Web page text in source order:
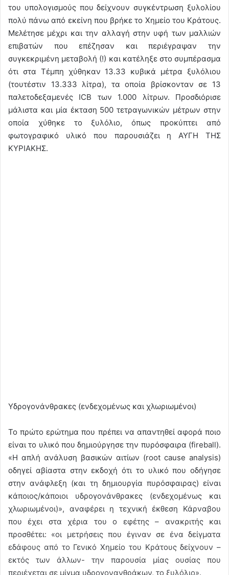
του υπολογισμούς που δείχνουν συγκέντρωση ξυλολίου
πολύ πάνω από εκείνη που βρήκε το Χημείο του Κράτους.
Μελέτησε μέχρι και την αλλαγή στην υφή των μαλλιών
επιβατών που επέζησαν και περιέγραψαν την
συγκεκριμένη μεταβολή (!) και κατέληξε στο συμπέρασμα
ότι στα Τέμπη χύθηκαν 13.33 κυβικά μέτρα ξυλόλιου
(τουτέστιν 13.333 λίτρα), τα οποία βρίσκονταν σε 13
παλετοδεξαμενές ICB των 1.000 λίτρων. Προσδιόρισε
μάλιστα και μία έκταση 500 τετραγωνικών μέτρων στην
οποία χύθηκε το ξυλόλιο, όπως προκύπτει από
φωτογραφικό υλικό που παρουσιάζει η ΑΥΓΗ ΤΗΣ
ΚΥΡΙΑΚΗΣ.
Υδρογονάνθρακες (ενδεχομένως και χλωριωμένοι)
Το πρώτο ερώτημα που πρέπει να απαντηθεί αφορά ποιο
είναι το υλικό που δημιούργησε την πυρόσφαιρα (fireball).
«Η απλή ανάλυση βασικών αιτίων (root cause analysis)
οδηγεί αβίαστα στην εκδοχή ότι το υλικό που οδήγησε
στην ανάφλεξη (και τη δημιουργία πυρόσφαιρας) είναι
κάποιος/κάποιοι υδρογονάνθρακες (ενδεχομένως και
χλωριωμένοι)», αναφέρει η τεχνική έκθεση Κάρναβου
που έχει στα χέρια του ο εφέτης – ανακριτής και
προσθέτει: «οι μετρήσεις που έγιναν σε ένα δείγματα
εδάφους από το Γενικό Χημείο του Κράτους δείχνουν –
εκτός των άλλων- την παρουσία μίας ουσίας που
περιέχεται σε μίγμα υδρογονανθράκων, το ξυλόλιο».